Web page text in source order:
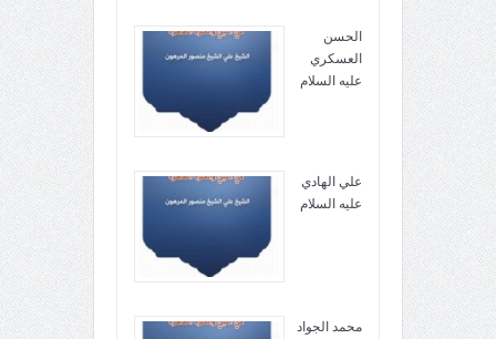
الحسن
العسكري
عليه السلام
علي الهادي
عليه السلام
محمد الجواد